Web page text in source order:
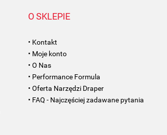
O SKLEPIE
• Kontakt
• Moje konto
• O Nas
• Performance Formula
• Oferta Narzędzi Draper
• FAQ - Najczęściej zadawane pytania